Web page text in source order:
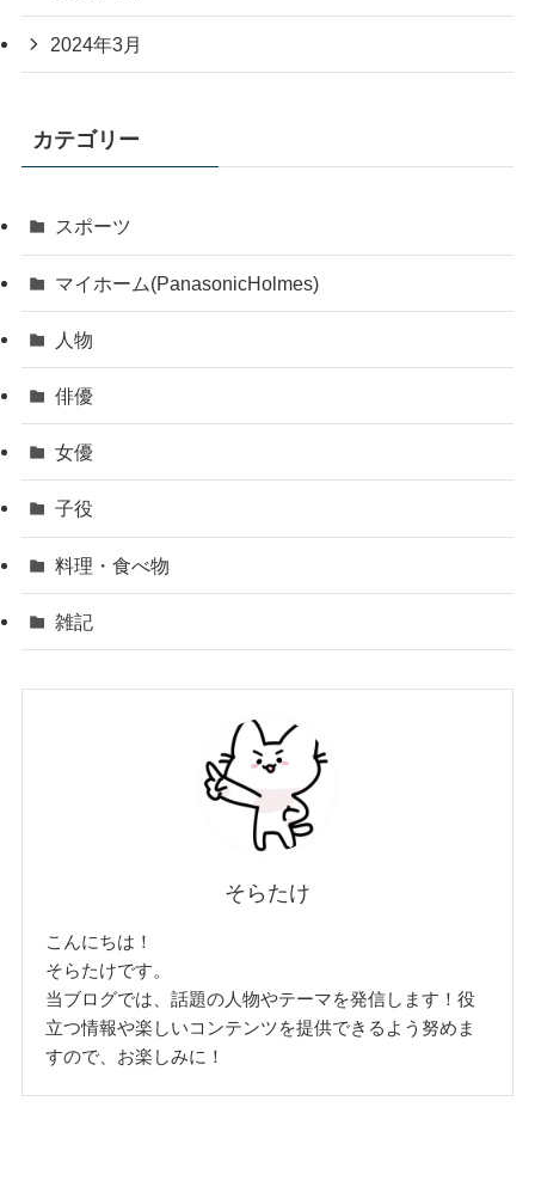
2024年3月
カテゴリー
スポーツ
マイホーム(PanasonicHolmes)
人物
俳優
女優
子役
料理・食べ物
雑記
そらたけ
こんにちは！
そらたけです。
当ブログでは、話題の人物やテーマを発信します！役
立つ情報や楽しいコンテンツを提供できるよう努めま
すので、お楽しみに！